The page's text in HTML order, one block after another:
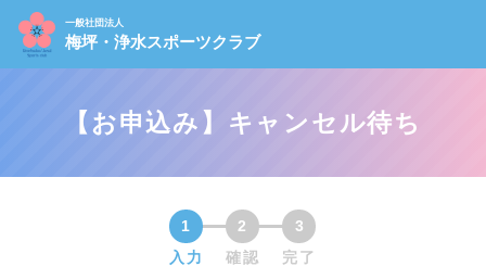
一般社団法人
梅坪・浄水スポーツクラブ
【お申込み】キャンセル待ち
1
入力
2
確認
3
完了